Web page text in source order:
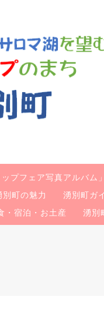
ップフェア写真アルバム
別町の魅力
湧別町ガ
・宿泊・お土産 湧別